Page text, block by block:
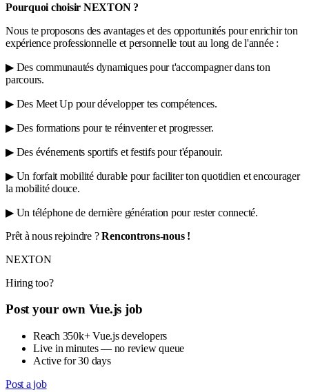
Pourquoi choisir NEXTON ?
Nous te proposons des avantages et des opportunités pour enrichir ton
expérience professionnelle et personnelle tout au long de l'année :
▶ Des communautés dynamiques pour t'accompagner dans ton
parcours.
▶ Des Meet Up pour développer tes compétences.
▶ Des formations pour te réinventer et progresser.
▶ Des événements sportifs et festifs pour t'épanouir.
▶ Un forfait mobilité durable pour faciliter ton quotidien et encourager
la mobilité douce.
▶ Un téléphone de dernière génération pour rester connecté.
Prêt à nous rejoindre ?Rencontrons-nous !
NEXTON
Hiring too?
Post your own Vue.js job
Reach 350k+ Vue.js developers
Live in minutes — no review queue
Active for 30 days
Post a job